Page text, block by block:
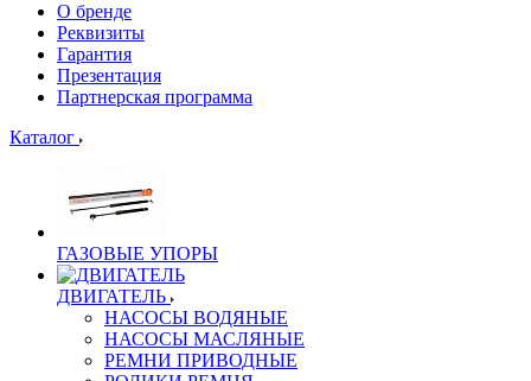
О бренде
Реквизиты
Гарантия
Презентация
Партнерская программа
Каталог
ГАЗОВЫЕ УПОРЫ
ДВИГАТЕЛЬ
НАСОСЫ ВОДЯНЫЕ
НАСОСЫ МАСЛЯНЫЕ
РЕМНИ ПРИВОДНЫЕ